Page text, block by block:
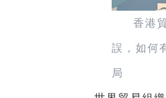
香港
誤，如何
局